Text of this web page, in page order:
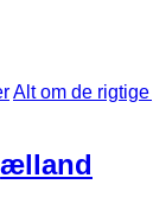
Alt om de